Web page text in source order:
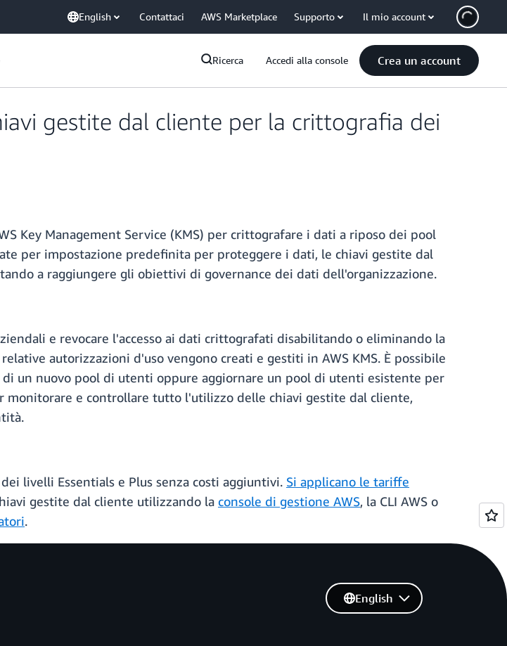
English Contattaci AWS Marketplace Supporto Il mio account
Ricerca Accedi alla console Crea un account
gestite dal cliente per la crittografia dei
Key Management Service (KMS) per crittografare i dati a riposo dei pool
per impostazione predefinita per proteggere i dati, le chiavi gestite dal
a raggiungere gli obiettivi di governance dei dati dell'organizzazione.
e revocare l'accesso ai dati crittografati disabilitando o eliminando la
autorizzazioni d'uso vengono creati e gestiti in AWS KMS. È possibile
un nuovo pool di utenti oppure aggiornare un pool di utenti esistente per
monitorare e controllare tutto l'utilizzo delle chiavi gestite dal cliente,
livelli Essentials e Plus senza costi aggiuntivi. Si applicano le tariffe
gestite dal cliente utilizzando la console di gestione AWS, la CLI AWS o
.
English